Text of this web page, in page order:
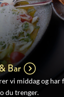
Bar
vi middag og har
du trenger.